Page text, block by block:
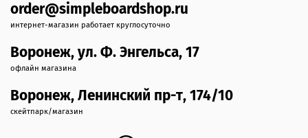
order@simpleboardshop.ru
интернет-магазин работает круглосуточно
Воронеж, ул. Ф. Энгельса, 17
офлайн магазина
Воронеж, Ленинский пр-т, 174/10
скейтпарк/магазин